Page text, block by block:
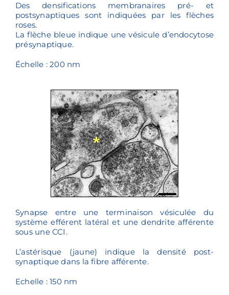
Des densifications membranaires pré- et
postsynaptiques sont indiquées par les flèches
roses.
La flèche bleue indique une vésicule d’endocytose
présynaptique.
Échelle : 200 nm
Synapse entre une terminaison vésiculée du
système efférent latéral et une dendrite afférente
sous une CCI.
L’astérisque (jaune) indique la densité post-
synaptique dans la fibre afférente.
Echelle : 150 nm